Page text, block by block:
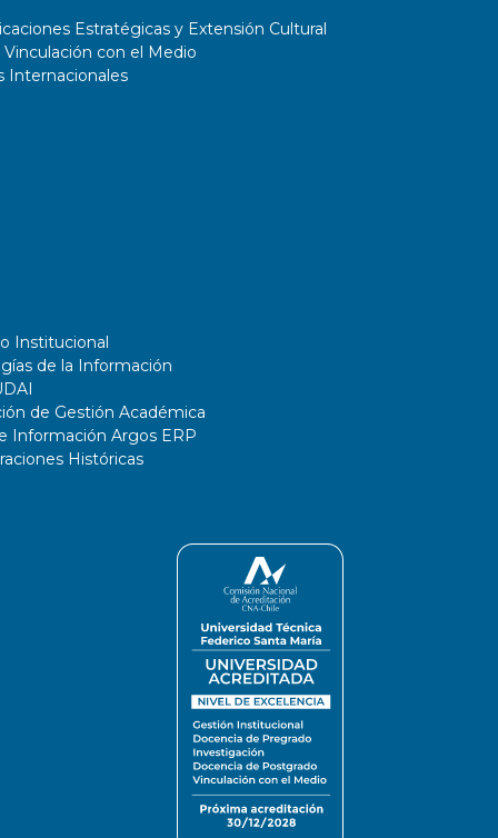
Estratégicas y Extensión Cultural
con el Medio
Internacionales
Institucional
de la Información
de Gestión Académica
Información Argos ERP
Históricas